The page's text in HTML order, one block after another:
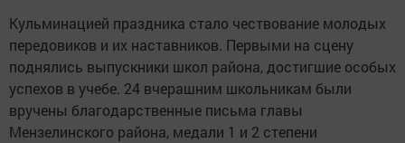
Кульминацией праздника стало чествование молодых
передовиков и их наставников. Первыми на сцену
поднялись выпускники школ района, достигшие особых
успехов в учебе. 24 вчерашним школьникам были
вручены благодарственные письма главы
Мензелинского района, медали 1 и 2 степени